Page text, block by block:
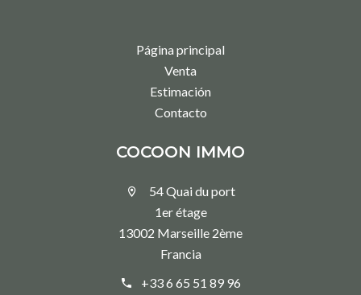
Página principal
Venta
Estimación
Contacto
COCOON IMMO
54 Quai du port
1er étage
13002 Marseille 2ème
Francia
+33 6 65 51 89 96